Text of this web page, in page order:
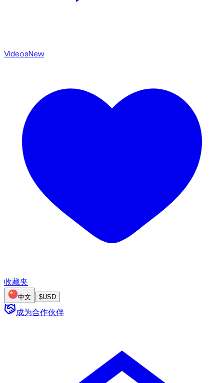
VideosNew
收藏夹
中文 $USD
成为合作伙伴